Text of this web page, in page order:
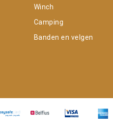
Winch
Camping
Banden en velgen